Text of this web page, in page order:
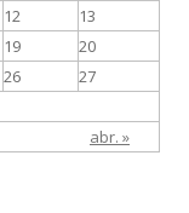
abr. »
12
13
19
20
26
27